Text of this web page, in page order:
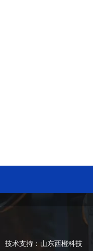
支持：山东西橙科技